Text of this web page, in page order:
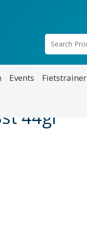
Events Fietstrainer
44gr